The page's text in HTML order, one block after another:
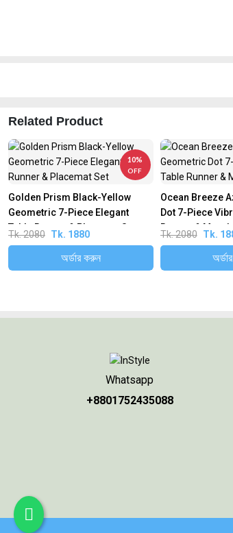
Related Product
10%
OFF
Golden Prism Black-Yellow
Geometric 7-Piece Elegant
Table Runner & Placemat Set
Tk. 2080 Tk. 1880
অর্ডার করুন
Ocean Breeze
Dot 7-Piece
Runner & Mats
Tk. 2080 Tk.
Whatsapp
+8801752435088